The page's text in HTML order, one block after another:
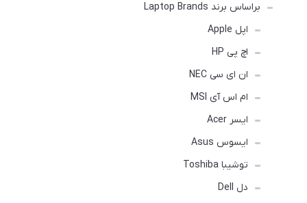
براساس برند Laptop Brands
اپل Apple
اچ پی HP
ان ای سی NEC
ام اس آی MSI
ایسر Acer
ایسوس Asus
توشیبا Toshiba
دل Dell